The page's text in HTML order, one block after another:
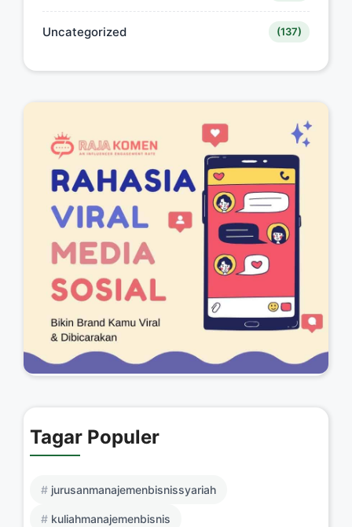
Uncategorized (137)
Tagar Populer
jurusanmanajemenbisnissyariah
kuliahmanajemenbisnis